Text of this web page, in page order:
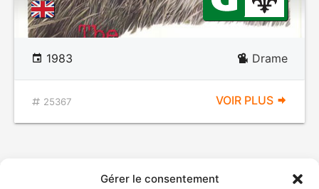
Gérer le consentement
1983 Drame
25367 VOIR PLUS